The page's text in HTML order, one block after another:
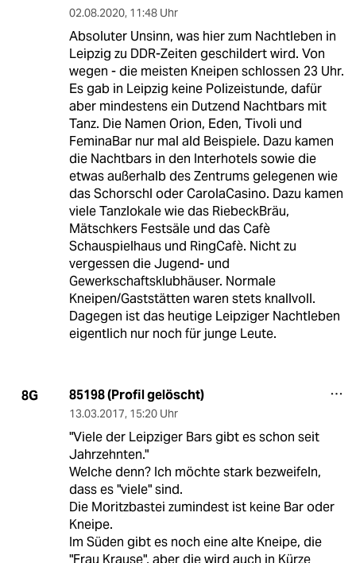
02.08.2020, 11:48 Uhr
Absoluter Unsinn, was hier zum Nachtleben in
Leipzig zu DDR-Zeiten geschildert wird. Von
wegen - die meisten Kneipen schlossen 23 Uhr.
Es gab in Leipzig keine Polizeistunde, dafür
aber mindestens ein Dutzend Nachtbars mit
Tanz. Die Namen Orion, Eden, Tivoli und
FeminaBar nur mal ald Beispiele. Dazu kamen
die Nachtbars in den Interhotels sowie die
etwas außerhalb des Zentrums gelegenen wie
das Schorschl oder CarolaCasino. Dazu kamen
viele Tanzlokale wie das RiebeckBräu,
Mätschkers Festsäle und das Cafè
Schauspielhaus und RingCafè. Nicht zu
vergessen die Jugend- und
Gewerkschaftsklubhäuser. Normale
Kneipen/Gaststätten waren stets knallvoll.
Dagegen ist das heutige Leipziger Nachtleben
eigentlich nur noch für junge Leute.
8G 85198 (Profil gelöscht)
13.03.2017, 15:20 Uhr
"Viele der Leipziger Bars gibt es schon seit
Jahrzehnten."
Welche denn? Ich möchte stark bezweifeln,
dass es "viele" sind.
Die Moritzbastei zumindest ist keine Bar oder
Kneipe.
Im Süden gibt es noch eine alte Kneipe, die
"Frau Krause", aber die wird auch in Kürze